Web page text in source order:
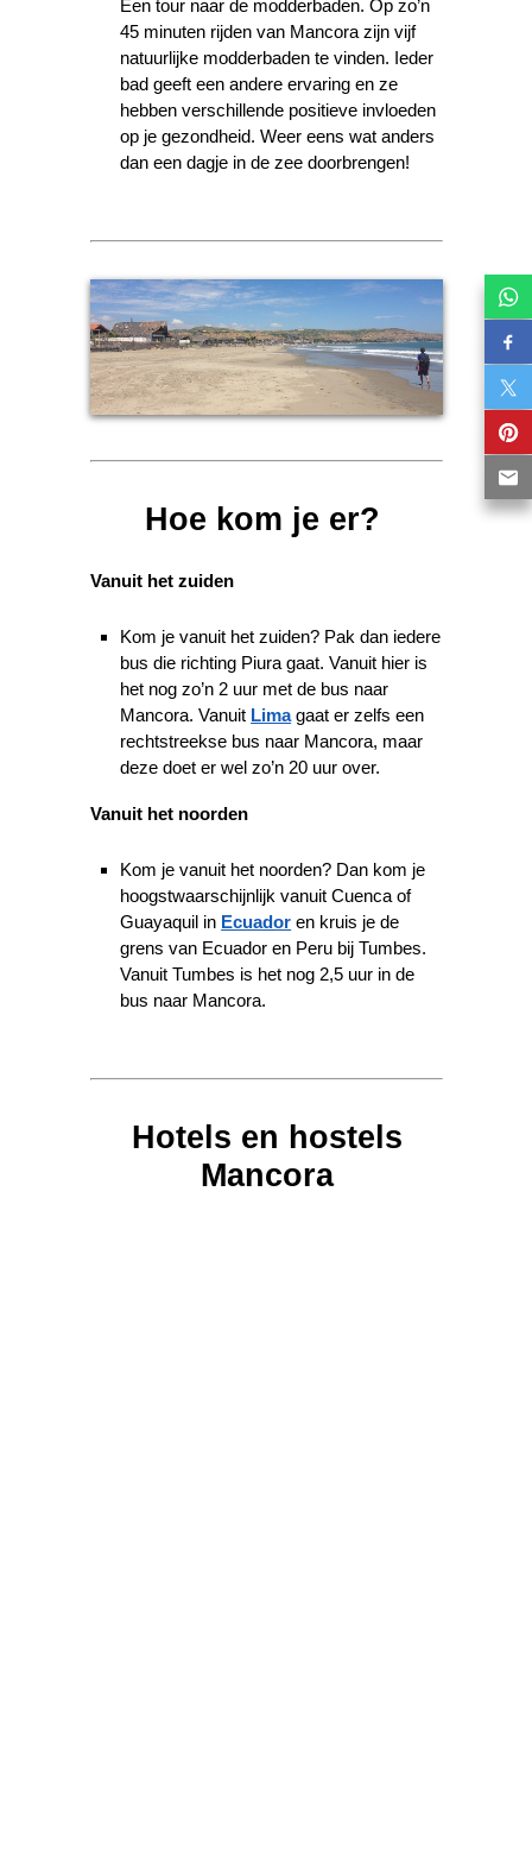
Een tour naar de modderbaden. Op zo’n
45 minuten rijden van Mancora zijn vijf
natuurlijke modderbaden te vinden. Ieder
bad geeft een andere ervaring en ze
hebben verschillende positieve invloeden
op je gezondheid. Weer eens wat anders
dan een dagje in de zee doorbrengen!
Hoe kom je er?
Vanuit het zuiden
Kom je vanuit het zuiden? Pak dan iedere
bus die richting Piura gaat. Vanuit hier is
het nog zo’n 2 uur met de bus naar
Mancora. Vanuit Limagaat er zelfs een
rechtstreekse bus naar Mancora, maar
deze doet er wel zo’n 20 uur over.
Vanuit het noorden
Kom je vanuit het noorden? Dan kom je
hoogstwaarschijnlijk vanuit Cuenca of
Guayaquil in Ecuador en kruis je de
grens van Ecuador en Peru bij Tumbes.
Vanuit Tumbes is het nog 2,5 uur in de
bus naar Mancora.
Hotels en hostels
Mancora